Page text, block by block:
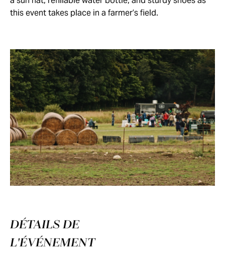
this event takes place in a farmer’s field.
DÉTAILS DE
L'ÉVÉNEMENT